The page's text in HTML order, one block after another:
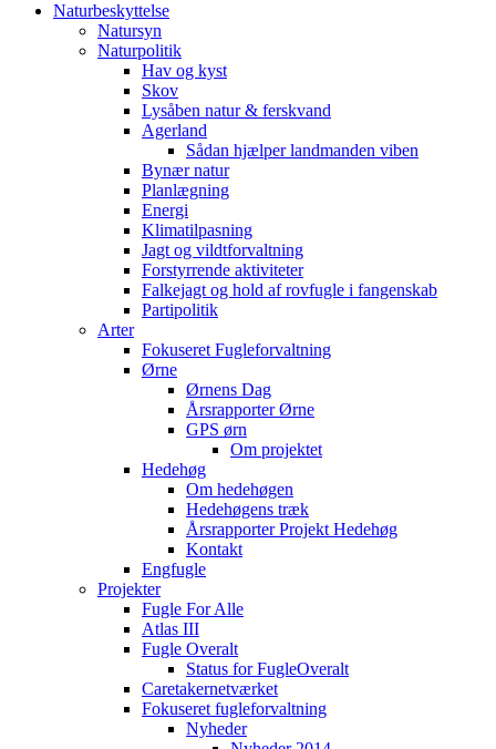
Naturbeskyttelse
Natursyn
Naturpolitik
Hav og kyst
Skov
Lysåben natur & ferskvand
Agerland
Sådan hjælper landmanden viben
Bynær natur
Planlægning
Energi
Klimatilpasning
Jagt og vildtforvaltning
Forstyrrende aktiviteter
Falkejagt og hold af rovfugle i fangenskab
Partipolitik
Arter
Fokuseret Fugleforvaltning
Ørne
Ørnens Dag
Årsrapporter Ørne
GPS ørn
Om projektet
Hedehøg
Om hedehøgen
Hedehøgens træk
Årsrapporter Projekt Hedehøg
Kontakt
Engfugle
Projekter
Fugle For Alle
Atlas III
Fugle Overalt
Status for FugleOveralt
Caretakernetværket
Fokuseret fugleforvaltning
Nyheder